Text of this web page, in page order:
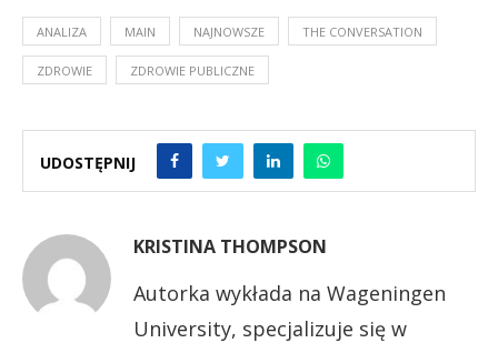
ANALIZA MAIN NAJNOWSZE THE CONVERSATION
ZDROWIE ZDROWIE PUBLICZNE
UDOSTĘPNIJ
KRISTINA THOMPSON
Autorka wykłada na Wageningen
University, specjalizuje się w